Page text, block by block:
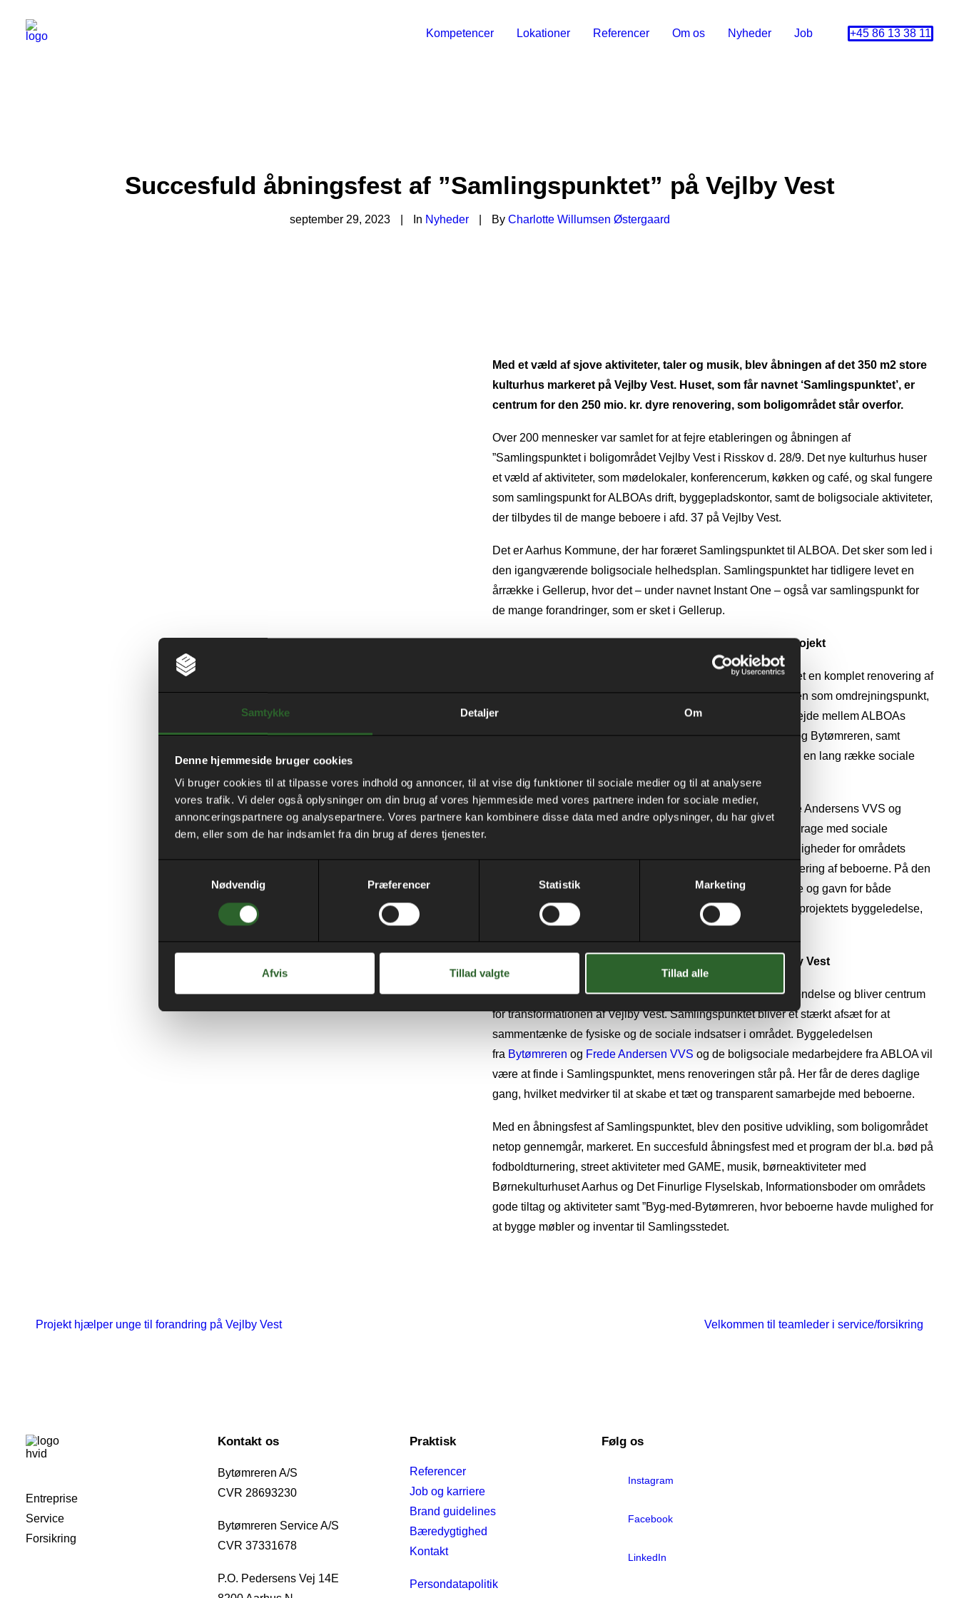
Samtykke Detaljer Om
Denne hjemmeside bruger cookies
Vi bruger cookies til at tilpasse vores indhold og annoncer, til at vise dig funktioner til sociale medier og til at analysere
vores trafik. Vi deler også oplysninger om din brug af vores hjemmeside med vores partnere inden for sociale medier,
annonceringspartnere og analysepartnere. Vores partnere kan kombinere disse data med andre oplysninger, du har givet
dem, eller som de har indsamlet fra din brug af deres tjenester.
Nødvendig
Præferencer Statistik Marketing
Afvis Tillad valgte Tillad alle
Kompetencer Lokationer Referencer Om os Nyheder Job +45 86 13 38 11
Succesfuld åbningsfest af ”Samlingspunktet” på Vejlby Vest
september 29, 2023 In Nyheder By Charlotte Willumsen Østergaard
Med et væld af sjove aktiviteter, taler og musik, blev åbningen af det 350 m2 store
kulturhus markeret på Vejlby Vest. Huset, som får navnet ‘Samlingspunktet’, er
centrum for den 250 mio. kr. dyre renovering, som boligområdet står overfor.
Over 200 mennesker var samlet for at fejre etableringen og åbningen af
”Samlingspunktet i boligområdet Vejlby Vest i Risskov d. 28/9. Det nye kulturhus huser
et væld af aktiviteter, som mødelokaler, konferencerum, køkken og café, og skal fungere
som samlingspunkt for ALBOAs drift, byggepladskontor, samt de boligsociale aktiviteter,
der tilbydes til de mange beboere i afd. 37 på Vejlby Vest.
Det er Aarhus Kommune, der har foræret Samlingspunktet til ALBOA. Det sker som led i
den igangværende boligsociale helhedsplan. Samlingspunktet har tidligere levet en
årrække i Gellerup, hvor det – under navnet Instant One – også var samlingspunkt for
de mange forandringer, som er sket i Gellerup.
Social ansvarlighed fremmer samarbejde i renoveringsprojekt
Med en treårig lang renovering, gennemgår afd. 37 i øjeblikket en komplet renovering af
toiletter og badeværelser i alle etageboliger. Med renoveringen som omdrejningspunkt,
er social ansvarlighed også på dagsordenen. I et tæt samarbejde mellem ALBOAs
lokale boligsociale indsats, konsortiet Frede Andersen VVS og Bytømreren, samt
Gadeplansmedarbejdere fra Aarhus Kommune, gennemføres en lang række sociale
aktiviteter samt beskæftigelses-og uddannelsesindsatser.
”Vi er meget glade for det gode samarbejde, vi har med Frede Andersens VVS og
Bytømreren. De gør en stor social indsats og er gode til at bidrage med sociale
aktiviteter. I et stærkt tværfagligt samarbejde, skaber vi jobmuligheder for områdets
ledige beboere, samt rum for aktivering, involvering og inkludering af beboerne. På den
måde skaber vi en beskæftigelsesindsats, der er til stor glæde og gavn for både
boligforeningen, de lokale beboere, Aarhus Kommune og for projektets byggeledelse,
– Line S- Gjesing, Boligsocial medarbejder, ALBOA
Samlingspunkt for de fysiske og sociale indsatser i Vejlby Vest
Samlingspunktet, som tidligere stod i Gellerup, får nu ny anvendelse og bliver centrum
for transformationen af Vejlby Vest. Samlingspunktet bliver et stærkt afsæt for at
sammentænke de fysiske og de sociale indsatser i området. Byggeledelsen
fra Bytømreren og Frede Andersen VVS og de boligsociale medarbejdere fra ABLOA vil
være at finde i Samlingspunktet, mens renoveringen står på. Her får de deres daglige
gang, hvilket medvirker til at skabe et tæt og transparent samarbejde med beboerne.
Med en åbningsfest af Samlingspunktet, blev den positive udvikling, som boligområdet
netop gennemgår, markeret. En succesfuld åbningsfest med et program der bl.a. bød på
fodboldturnering, street aktiviteter med GAME, musik, børneaktiviteter med
Børnekulturhuset Aarhus og Det Finurlige Flyselskab, Informationsboder om områdets
gode tiltag og aktiviteter samt ”Byg-med-Bytømreren, hvor beboerne havde mulighed for
at bygge møbler og inventar til Samlingsstedet.
Projekt hjælper unge til forandring på Vejlby Vest Velkommen til teamleder i service/forsikring
Entreprise
Service
Forsikring
Kontakt os
Bytømreren A/S
CVR 28693230
Bytømreren Service A/S
CVR 37331678
P.O. Pedersens Vej 14E
Praktisk
Referencer
Job og karriere
Brand guidelines
Bæredygtighed
Kontakt
Persondatapolitik
Følg os
Instagram
Facebook
LinkedIn